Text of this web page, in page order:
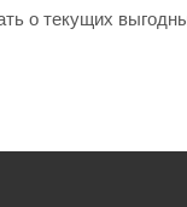
о текущих